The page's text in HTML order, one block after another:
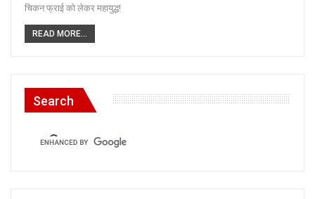
चिकन फ्राई को लेकर महायुद्ध!
READ MORE...
Search